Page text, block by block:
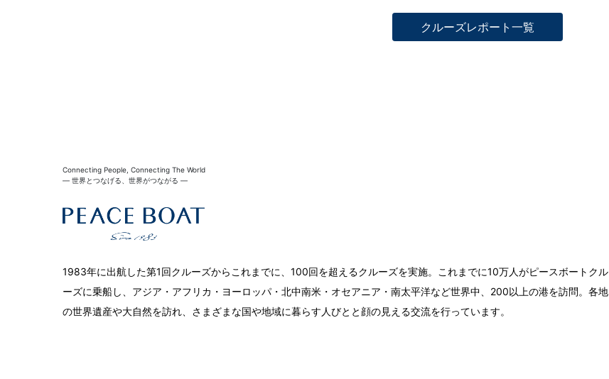
クルーズレポート一覧
Connecting People, Connecting The World
― 世界とつなげる、世界がつながる ―
1983年に出航した第1回クルーズからこれまでに、100回を超えるクルーズを実施。これまでに10万人がピースボートクル
ーズに乗船し、アジア・アフリカ・ヨーロッパ・北中南米・オセアニア・南太平洋など世界中、200以上の港を訪問。各地
の世界遺産や大自然を訪れ、さまざまな国や地域に暮らす人びとと顔の見える交流を行っています。